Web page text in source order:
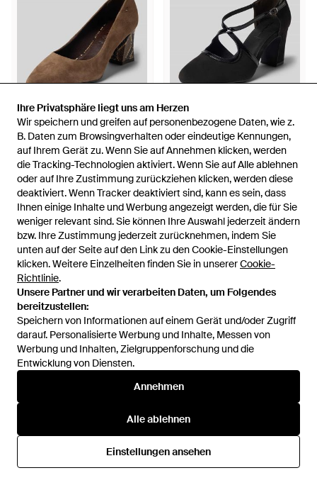
Ihre Privatsphäre liegt uns am Herzen
Wir speichern und greifen auf personenbezogene Daten, wie z.
B. Daten zum Browsingverhalten oder eindeutige Kennungen,
auf Ihrem Gerät zu. Wenn Sie auf Annehmen klicken, werden
die Tracking-Technologien aktiviert. Wenn Sie auf Alle ablehnen
oder auf Ihre Zustimmung zurückziehen klicken, werden diese
deaktiviert. Wenn Tracker deaktiviert sind, kann es sein, dass
Ihnen einige Inhalte und Werbung angezeigt werden, die für Sie
weniger relevant sind. Sie können Ihre Auswahl jederzeit ändern
bzw. Ihre Zustimmung jederzeit zurücknehmen, indem Sie
unten auf der Seite auf den Link zu den Cookie-Einstellungen
klicken. Weitere Einzelheiten finden Sie in unsererCookie-
Richtlinie.
Unsere Partner und wir verarbeiten Daten, um Folgendes
bereitzustellen:
Speichern von Informationen auf einem Gerät und/oder Zugriff
darauf. Personalisierte Werbung und Inhalte, Messen von
Werbung und Inhalten, Zielgruppenforschung und die
Entwicklung von Diensten.
Annehmen
Alle ablehnen
Einstellungen ansehen
Ihre Privatsphäre liegt uns am Herzen
Wir speichern und greifen auf personenbezogene Daten, wie z.
B. Daten zum Browsingverhalten oder eindeutige Kennungen,
auf Ihrem Gerät zu. Wenn Sie auf Annehmen klicken, werden
die Tracking-Technologien aktiviert. Wenn Sie auf Alle ablehnen
oder auf Ihre Zustimmung zurückziehen klicken, werden diese
deaktiviert. Wenn Tracker deaktiviert sind, kann es sein, dass
Ihnen einige Inhalte und Werbung angezeigt werden, die für Sie
weniger relevant sind. Sie können Ihre Auswahl jederzeit ändern
bzw. Ihre Zustimmung jederzeit zurücknehmen, indem Sie
unten auf der Seite auf den Link zu den Cookie-Einstellungen
klicken. Weitere Einzelheiten finden Sie in unsererCookie-
Richtlinie.
Unsere Partner und wir verarbeiten Daten, um Folgendes
bereitzustellen:
Speichern von Informationen auf einem Gerät und/oder Zugriff
darauf. Personalisierte Werbung und Inhalte, Messen von
Werbung und Inhalten, Zielgruppenforschung und die
Entwicklung von Diensten.
Annehmen
Alle ablehnen
Einstellungen ansehen
69,99 €
Tamaris
Pumps in Velours-Optik - Braun
VonPeek & Cloppenburg
AT
59,99 €
Tamaris
Pumps in Leder-Optik -
Schwarz
Von Peek & Cloppenburg
AT
79,99 €
Sneaker - Natur
Tamaris
Natur
VonPeek & Cloppenburg